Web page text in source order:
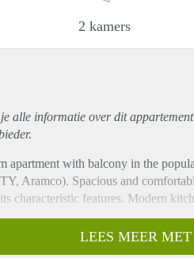
2 kamers
alle informatie over ditappartement
apartment with balcony in the
Aramco). Spacious and
characteristic features. Modern
staircase to the first floor. Entering
LEES MEER